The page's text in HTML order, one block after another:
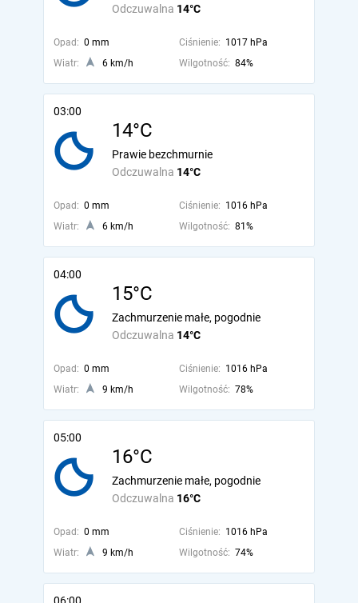
Odczuwalna 14°C
Opad: 0 mm Ciśnienie: 1017 hPa
Wiatr:
6 km/h Wilgotność: 84%
03:00
14°C
Odczuwalna 14°C
Prawie bezchmurnie
Opad: 0 mm Ciśnienie: 1016 hPa
Wiatr:
6 km/h Wilgotność: 81%
04:00
15°C
Odczuwalna 14°C
Zachmurzenie małe, pogodnie
Opad: 0 mm Ciśnienie: 1016 hPa
Wiatr:
9 km/h Wilgotność: 78%
05:00
16°C
Odczuwalna 16°C
Zachmurzenie małe, pogodnie
Opad: 0 mm Ciśnienie: 1016 hPa
Wiatr:
9 km/h Wilgotność: 74%